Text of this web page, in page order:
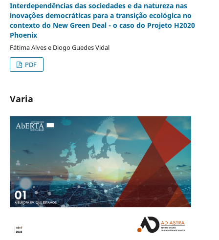
Interdependências das sociedades e da natureza nas
inovações democráticas para a transição ecológica no
contexto do New Green Deal - o caso do Projeto H2020
Phoenix
Fátima Alves e Diogo Guedes Vidal
PDF
Varia